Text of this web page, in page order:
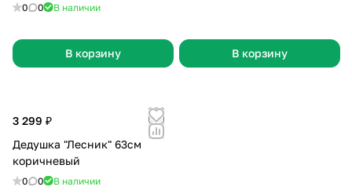
0 0 В наличии
В корзину В корзину
3 299 ₽
Дедушка "Лесник" 63см
коричневый
0 0 В наличии